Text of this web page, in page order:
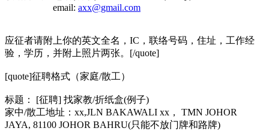
email: axx@gmail.com
应征者请附上你的英文全名，IC，联络号码，住址，工作经
验，学历，并附上照片两张。[/quote]
[quote]征聘格式（家庭/散工）
标题： [征聘] 找家教/折纸盒(例子)
家中/散工地址：xx,JLN BAKAWALI xx， TMN JOHOR
JAYA, 81100 JOHOR BAHRU(只能不放门牌和路牌)